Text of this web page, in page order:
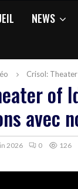
NEWS
Crisol:
of
avec
2026 0 126